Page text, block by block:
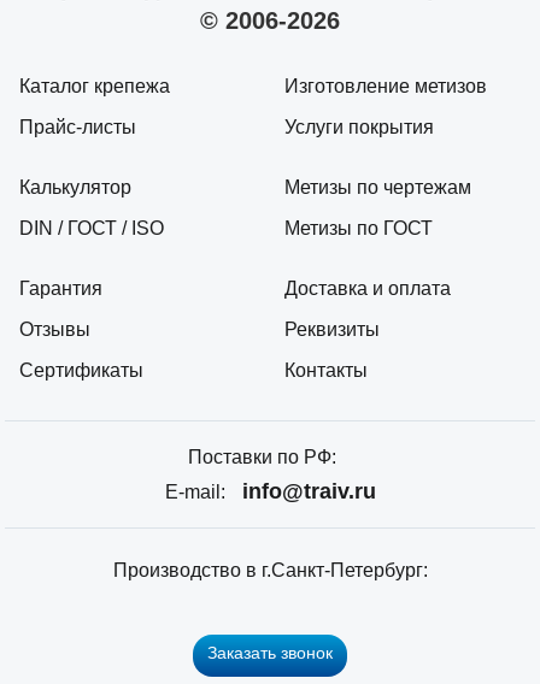
© 2006-2026
Каталог крепежа
Прайс-листы
Калькулятор
DIN / ГОСТ / ISO
Гарантия
Отзывы
Сертификаты
Изготовление метизов
Услуги покрытия
Метизы по чертежам
Метизы по ГОСТ
Доставка и оплата
Реквизиты
Контакты
Поставки по РФ:
E-mail:
info@traiv.ru
Производство в г.Санкт-Петербург:
Заказать звонок